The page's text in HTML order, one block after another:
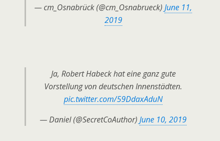
— cm_Osnabrück (@cm_Osnabrueck) June 11,
2019
Ja, Robert Habeck hat eine ganz gute
Vorstellung von deutschen Innenstädten.
pic.twitter.com/59DdaxAduN
— Daniel (@SecretCoAuthor) June 10, 2019